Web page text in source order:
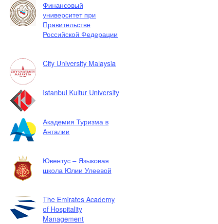
Финансовый
университет при
Правительстве
Российской Федерации
City University Malaysia
Istanbul Kultur University
Академия Туризма в
Анталии
Ювентус – Языковая
школа Юлии Улеевой
The Emirates Academy
of Hospitality
Management